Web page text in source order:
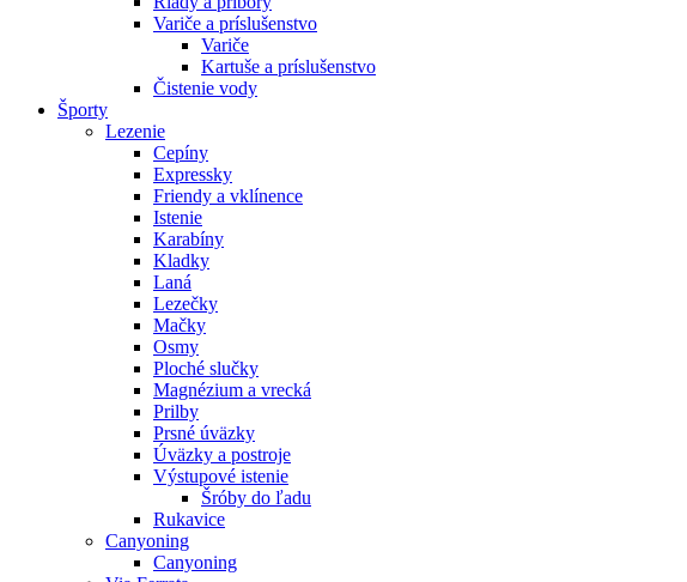
Variče a príslušenstvo
Variče
Kartuše a príslušenstvo
Čistenie vody
Športy
Lezenie
Cepíny
Expressky
Friendy a vklínence
Istenie
Karabíny
Kladky
Laná
Lezečky
Mačky
Osmy
Ploché slučky
Magnézium a vrecká
Prilby
Prsné úväzky
Úväzky a postroje
Výstupové istenie
Šróby do ľadu
Rukavice
Canyoning
Canyoning